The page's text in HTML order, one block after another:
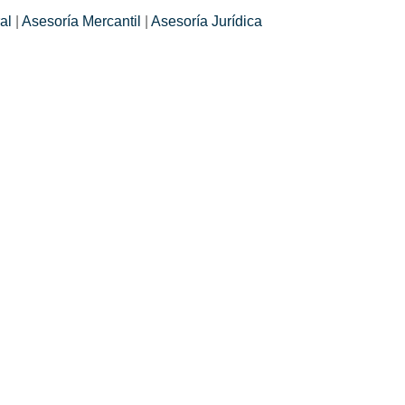
Asesoría Mercantil Asesoría Jurídica